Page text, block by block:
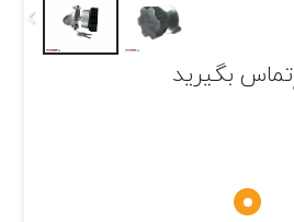
تماس بگیرید